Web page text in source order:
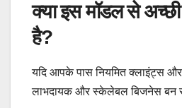
क्या इस मॉडल से
है?
यदि आपके पास नियमित क्लाइंट्स
लाभदायक और स्केलेबल बिजनेस बन